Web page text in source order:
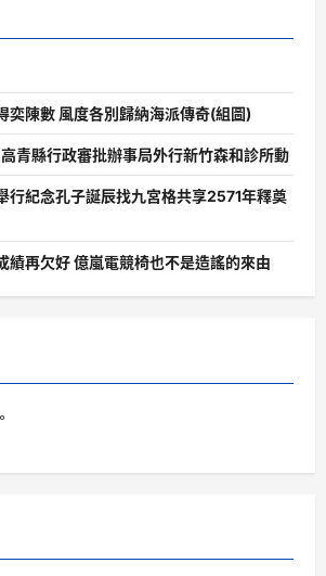
奕陳數 風度各別歸納海派傳奇(組圖)
青縣行政審批辦事局外行新竹森和診所動
行紀念孔子誕辰找九宮格共享2571年釋奠
績再欠好 億嵐電競椅也不是造謠的來由